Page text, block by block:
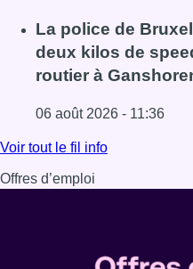
Lire l'article Le trafic
La police de
deux kilos de
routier à
06 août 2026 - 11:36
Lire l'article La police de
Voir tout le fil info
Offres d’emploi